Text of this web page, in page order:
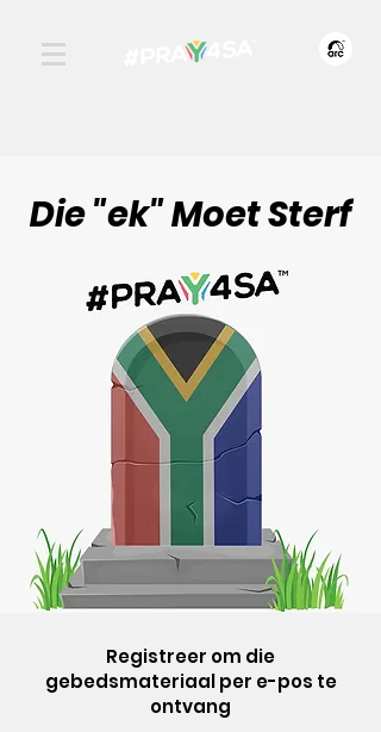
Die "ek" Moet Sterf
Registreer om die
gebedsmateriaal per e-pos te
ontvang